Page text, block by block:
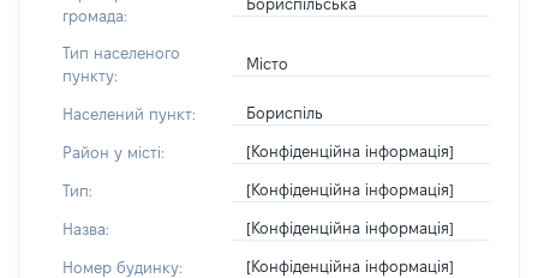
громада:
Бориспільська
Тип населеного
пункту:
Місто
Населений пункт: Бориспіль
Район у місті: [Конфіденційна інформація]
Тип: [Конфіденційна інформація]
Назва: [Конфіденційна інформація]
Номер будинку: [Конфіденційна інформація]